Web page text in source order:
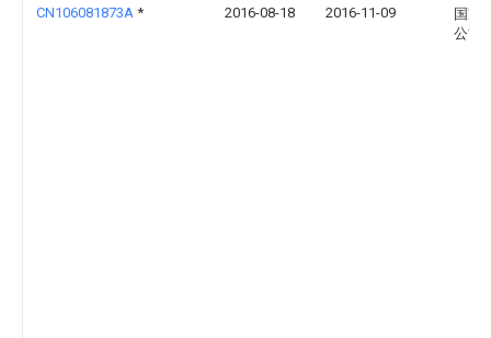
CN106081873A * 2016-08-18 2016-11-09
国家
公司